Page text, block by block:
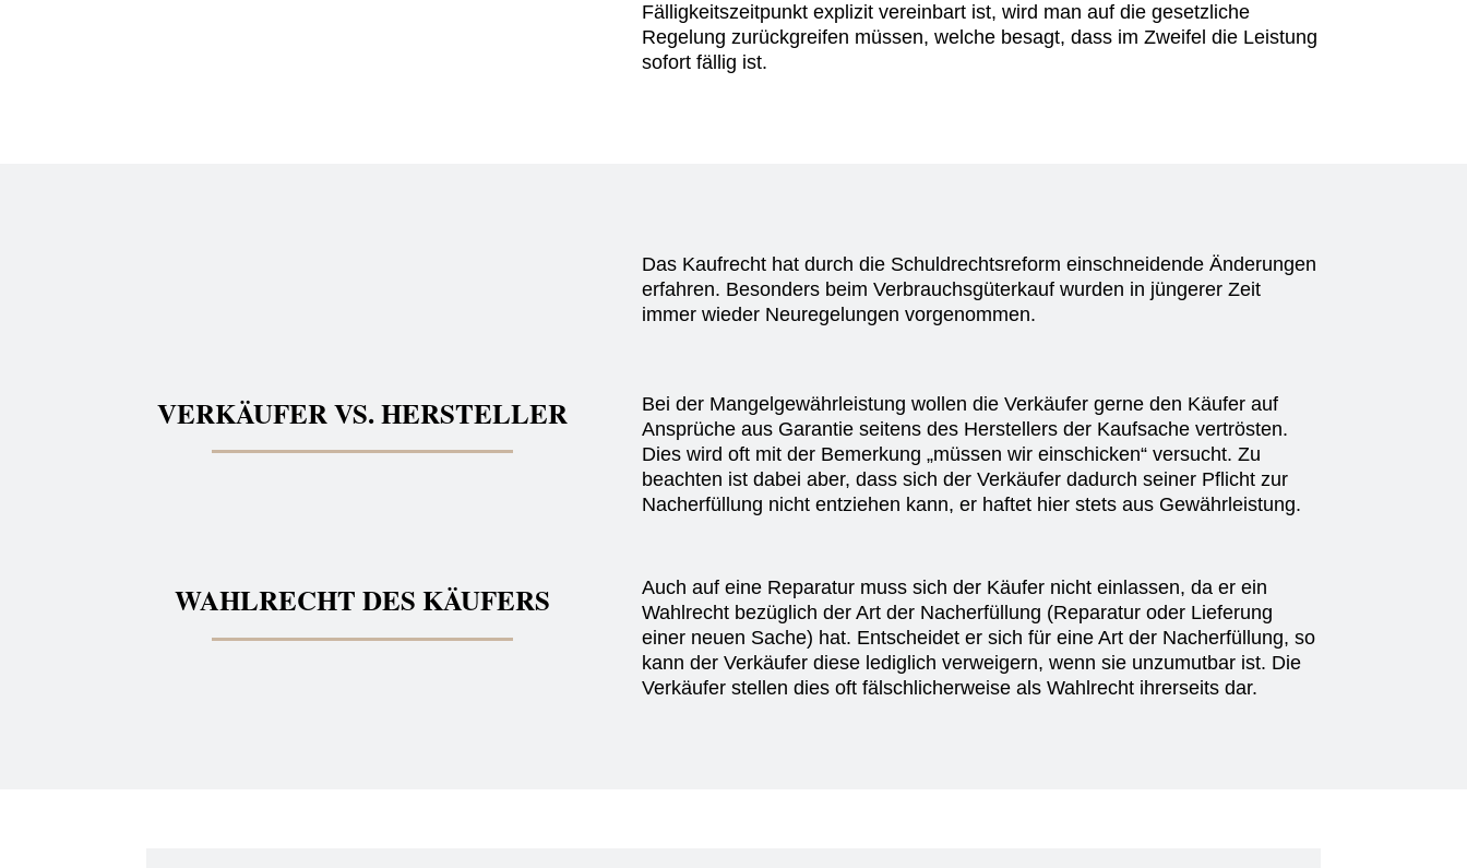
Fälligkeitszeitpunkt explizit vereinbart ist, wird man auf die gesetzliche
Regelung zurückgreifen müssen, welche besagt, dass im Zweifel die Leistung
sofort fällig ist.
VERKÄUFER VS. HERSTELLER
Das Kaufrecht hat durch die Schuldrechtsreform einschneidende Änderungen
erfahren. Besonders beim Verbrauchsgüterkauf wurden in jüngerer Zeit
immer wieder Neuregelungen vorgenommen.
Bei der Mangelgewährleistung wollen die Verkäufer gerne den Käufer auf
Ansprüche aus Garantie seitens des Herstellers der Kaufsache vertrösten.
Dies wird oft mit der Bemerkung „müssen wir einschicken“ versucht. Zu
beachten ist dabei aber, dass sich der Verkäufer dadurch seiner Pflicht zur
Nacherfüllung nicht entziehen kann, er haftet hier stets aus Gewährleistung.
WAHLRECHT DES KÄUFERS
Auch auf eine Reparatur muss sich der Käufer nicht einlassen, da er ein
Wahlrecht bezüglich der Art der Nacherfüllung (Reparatur oder Lieferung
einer neuen Sache) hat. Entscheidet er sich für eine Art der Nacherfüllung, so
kann der Verkäufer diese lediglich verweigern, wenn sie unzumutbar ist. Die
Verkäufer stellen dies oft fälschlicherweise als Wahlrecht ihrerseits dar.